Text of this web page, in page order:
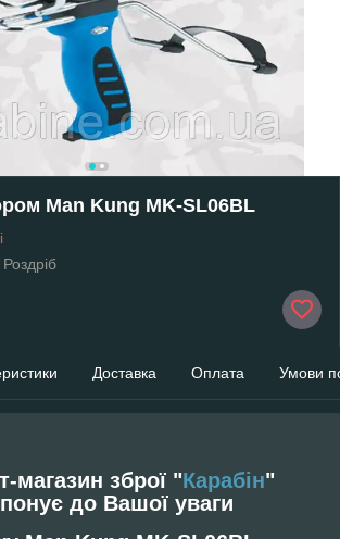
Man Kung MK-SL06BL
Роздріб
Доставка Оплата Умови
магазин зброї "Карабін"
до Вашої уваги